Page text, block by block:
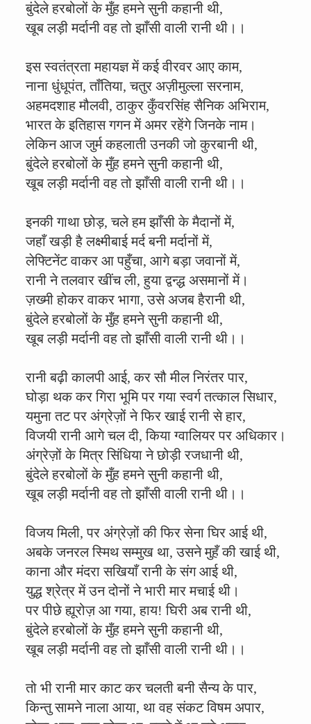
बुंदेले हरबोलों के मुँह हमने सुनी कहानी थी,
खूब लड़ी मर्दानी वह तो झाँसी वाली रानी थी।।
इस स्वतंत्रता महायज्ञ में कई वीरवर आए काम,
नाना धुंधूपंत, ताँतिया, चतुर अज़ीमुल्ला सरनाम,
अहमदशाह मौलवी, ठाकुर कुँवरसिंह सैनिक अभिराम,
भारत के इतिहास गगन में अमर रहेंगे जिनके नाम।
लेकिन आज जुर्म कहलाती उनकी जो कुरबानी थी,
बुंदेले हरबोलों के मुँह हमने सुनी कहानी थी,
खूब लड़ी मर्दानी वह तो झाँसी वाली रानी थी।।
इनकी गाथा छोड़, चले हम झाँसी के मैदानों में,
जहाँ खड़ी है लक्ष्मीबाई मर्द बनी मर्दानों में,
लेफ्टिनेंट वाकर आ पहुँचा, आगे बड़ा जवानों में,
रानी ने तलवार खींच ली, हुया द्वन्द्ध असमानों में।
ज़ख्मी होकर वाकर भागा, उसे अजब हैरानी थी,
बुंदेले हरबोलों के मुँह हमने सुनी कहानी थी,
खूब लड़ी मर्दानी वह तो झाँसी वाली रानी थी।।
रानी बढ़ी कालपी आई, कर सौ मील निरंतर पार,
घोड़ा थक कर गिरा भूमि पर गया स्वर्ग तत्काल सिधार,
यमुना तट पर अंग्रेज़ों ने फिर खाई रानी से हार,
विजयी रानी आगे चल दी, किया ग्वालियर पर अधिकार।
अंग्रेज़ों के मित्र सिंधिया ने छोड़ी रजधानी थी,
बुंदेले हरबोलों के मुँह हमने सुनी कहानी थी,
खूब लड़ी मर्दानी वह तो झाँसी वाली रानी थी।।
विजय मिली, पर अंग्रेज़ों की फिर सेना घिर आई थी,
अबके जनरल स्मिथ सम्मुख था, उसने मुहँ की खाई थी,
काना और मंदरा सखियाँ रानी के संग आई थी,
युद्ध श्रेत्र में उन दोनों ने भारी मार मचाई थी।
पर पीछे ह्यूरोज़ आ गया, हाय! घिरी अब रानी थी,
बुंदेले हरबोलों के मुँह हमने सुनी कहानी थी,
खूब लड़ी मर्दानी वह तो झाँसी वाली रानी थी।।
तो भी रानी मार काट कर चलती बनी सैन्य के पार,
किन्तु सामने नाला आया, था वह संकट विषम अपार,